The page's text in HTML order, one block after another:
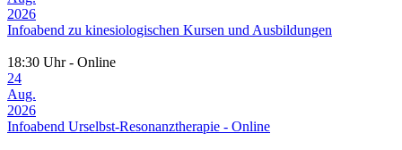
2026
Infoabend zu kinesiologischen Kursen und Ausbildungen
18:30 Uhr - Online
24
Aug.
2026
Infoabend Urselbst-Resonanztherapie - Online